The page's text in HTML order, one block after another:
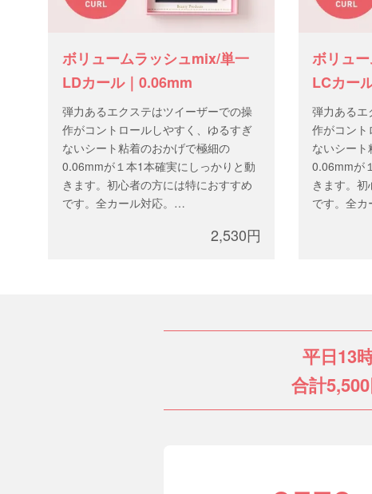
ボリュームラッシュmix/単一
LDカール｜0.06mm
弾力あるエクステはツイーザーでの操
作がコントロールしやすく、ゆるすぎ
ないシート粘着のおかげで極細の
0.06mmが１本1本確実にしっかりと動
きます。初心者の方には特におすすめ
です。全カール対応。
長 さ：mixサイズ、または 9-13mm
2,530円
ボリュ
LCカー
弾力あるエ
作がコント
ないシー
0.06mmが
きます。
です。全カ
長 さ：
平日13
合計